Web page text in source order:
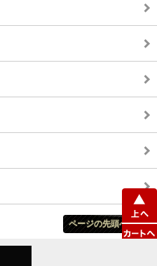
ページの先頭へ戻る